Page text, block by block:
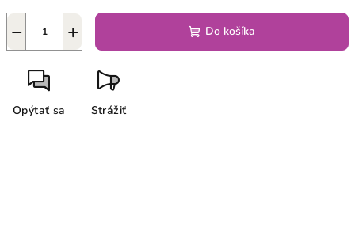
+
− Do košíka
Opýtať sa Strážiť